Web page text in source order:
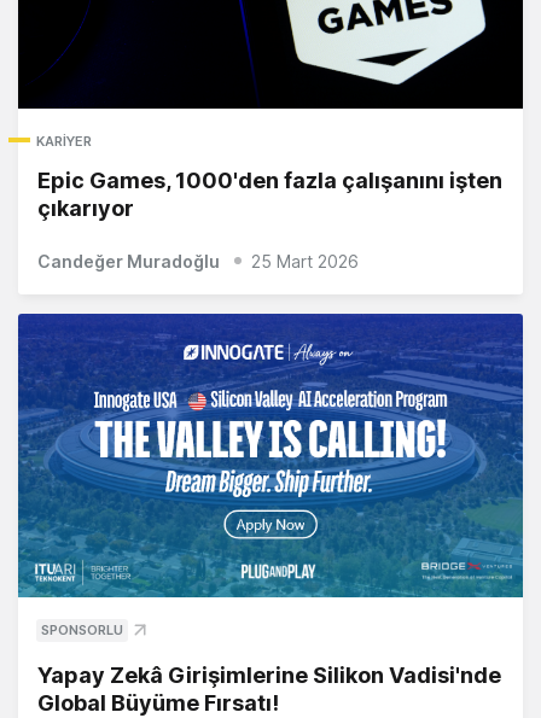
KARIYER
Epic Games, 1000'den fazla çalışanını işten
çıkarıyor
Candeğer Muradoğlu 25 Mart 2026
SPONSORLU
Yapay Zekâ Girişimlerine Silikon Vadisi'nde
Global Büyüme Fırsatı!